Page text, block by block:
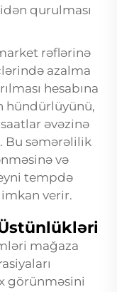
qurulması
rəflərinə
azalma
hesabına
hündürlüyünü,
əvəzinə
Bu səmərəlilik
və
tempdə
verir.
mağaza
görünməsini